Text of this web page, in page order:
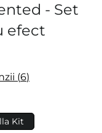
- Set
efect
6
Kit